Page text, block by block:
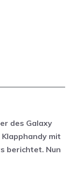
des Galaxy
mit
berichtet. Nun